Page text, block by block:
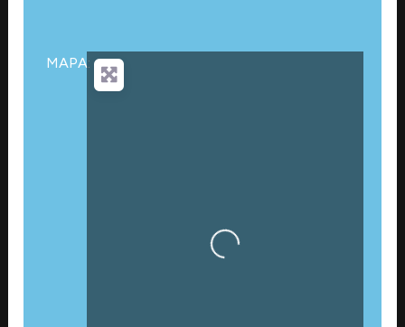
MAPA:
Cargando…